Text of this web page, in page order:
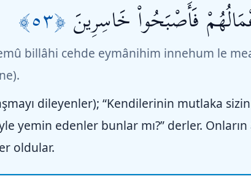
فَأَصْبَحُواْ خَاسِرِينَ ﴿٥٣﴾
billâhi cehde eymânihim innehum le
dileyenler); “Kendilerinin mutlaka
yemin edenler bunlar mı?” derler.
oldular.